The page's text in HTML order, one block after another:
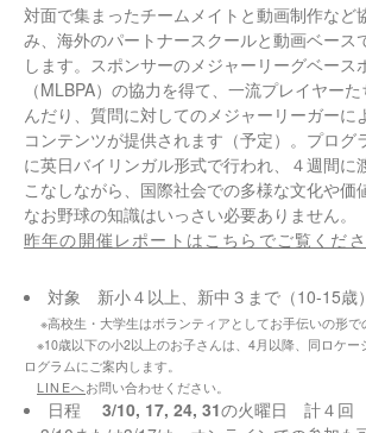
対面で集まったチームメイトと動画制作など
み、海外のパートナースクールと動画ベース
します。スポンサーのメジャーリーグベース
（MLBPA）の協力を得て、一流プレイヤー
んだり、質問に対してのメジャーリーガーに
コンテンツが提供されます（予定）。プログ
に英日バイリンガル形式で行われ、４週間に
こなしながら、国際社会での多様な文化や価
なお野球の知識はいっさい必要ありません。
昨年の開催レポートはこちらでご覧くださ
対象 新小４以上、新中３まで（10-15歳）
※高校生・大学生はボランティアとしてお手伝いの形で
※10歳以下の小2以上のお子さんは、4月以降、同ロケー
ログラムにご案内します。
LINEへお問い合わせください。
日程 3/10, 17, 24, 31の火曜日 計４回